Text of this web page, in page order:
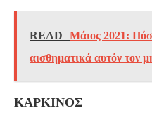
READ
Μάιος 2021:
αισθηματικά αυτόν τον
ΚΑΡΚΙΝΟΣ